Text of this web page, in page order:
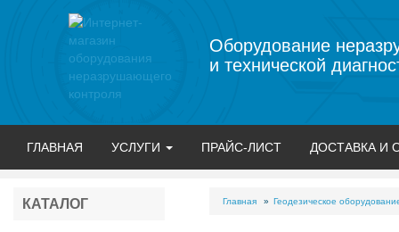
Оборудование
и технической
ГЛАВНАЯ УСЛУГИ ПРАЙС-ЛИСТ ДОСТАВКА И
КАТАЛОГ Главная Геодезическое